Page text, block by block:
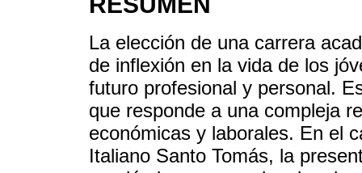
La elección de una carrera
de inflexión en la vida de los
futuro profesional y personal.
que responde a una compleja
económicas y laborales. En el
Italiano Santo Tomás, la